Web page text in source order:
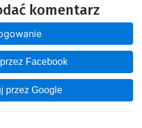
komentarz
Facebook
przez Google